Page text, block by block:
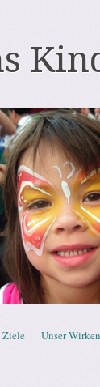
Ziele Unser Wirken